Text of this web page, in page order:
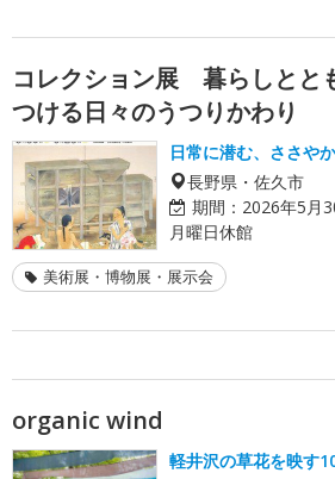
コレクション展 暮らしとと
つける日々のうつりかわり
日常に潜む、ささや
長野県・佐久市
期間： 2026年5月
月曜日休館
美術展・博物展・展示会
organic wind
軽井沢の草花を映す